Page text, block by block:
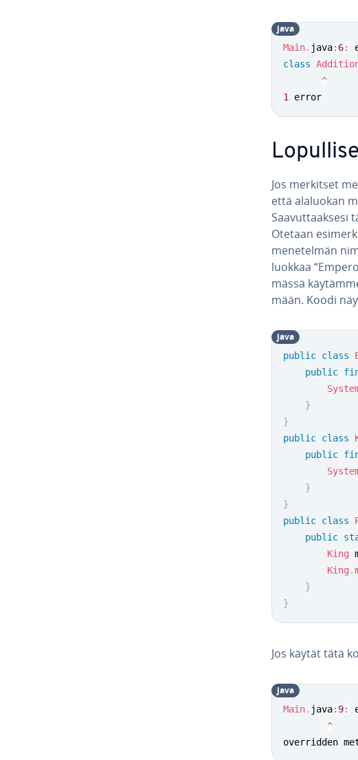
Main. java: 6:
class
^
1
error
java
Jos merkitset
että alaluokan
Saa­vut­taak­se­si
Otetaan
me­ne­tel­män
luokkaa
mäs­sä
mään. Koodi
public class
public
}
}
public class
public
}
}
public class
public
King
King .
}
}
java
Jos käytät tätä
Main. java: 9:
^
overridden
java